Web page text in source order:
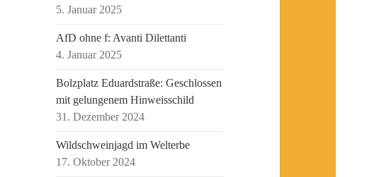
5. Januar 2025
AfD ohne f: Avanti Dilettanti
4. Januar 2025
Bolzplatz Eduardstraße: Geschlossen
mit gelungenem Hinweisschild
31. Dezember 2024
Wildschweinjagd im Welterbe
17. Oktober 2024